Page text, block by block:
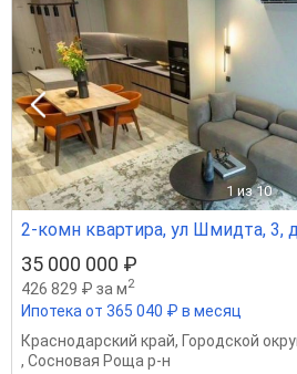
1 из 10
2-комн квартира, ул Шмидта, 3,
35 000 000 ₽
426 829 ₽ за м2
Ипотека от 365 040 ₽ в месяц
Краснодарский край, Городской
, Сосновая Роща р-н